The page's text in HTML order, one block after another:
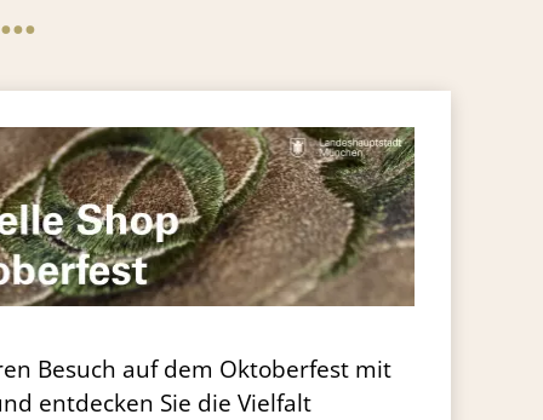
Besuch auf dem Oktoberfest mit
entdecken Sie die Vielfalt